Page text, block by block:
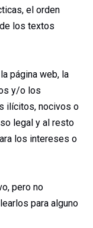
el orden
los textos
página web, la
y/o los
ilícitos, nocivos o
legal y al resto
los intereses o
pero no
para alguno